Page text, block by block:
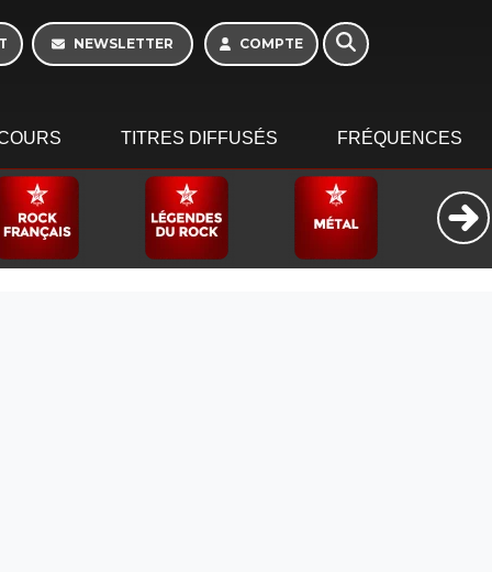
NEWSLETTER COMPTE
TITRES DIFFUSÉS FRÉQUENCES